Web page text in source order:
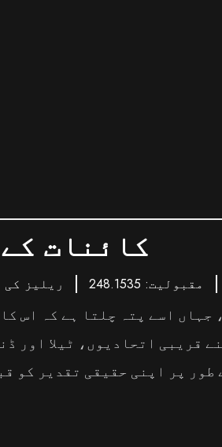
کائنات
ریلیز کی مقبولیت: 248.1535
جہاں اسے پتہ چلتا ہے کہ اس
قریبی اتحادیوں، ٹیلا اور
پر اپنی حقیقی تقدیر کو